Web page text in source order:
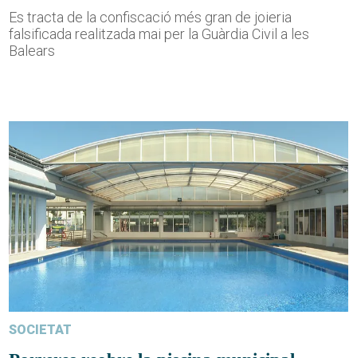
Es tracta de la confiscació més gran de joieria
falsificada realitzada mai per la Guàrdia Civil a les
Balears
SOCIETAT